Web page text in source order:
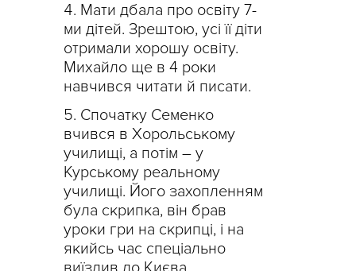
Мати дбала про освіту 7-
ми дітей. Зрештою, усі її діти
отримали хорошу освіту.
Михайло ще в 4 роки
навчився читати й писати.
Спочатку Семенко
вчився в Хорольському
училищі, а потім – у
Курському реальному
училищі. Його захопленням
була скрипка, він брав
уроки гри на скрипці, і на
якийсь час спеціально